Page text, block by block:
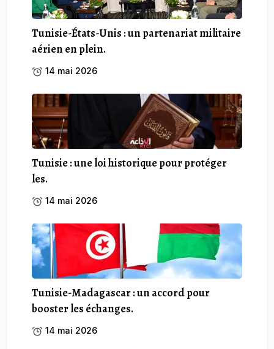
Tunisie-États-Unis : un partenariat militaire
aérien en plein.
14 mai 2026
Tunisie : une loi historique pour protéger
les.
14 mai 2026
Tunisie-Madagascar : un accord pour
booster les échanges.
14 mai 2026